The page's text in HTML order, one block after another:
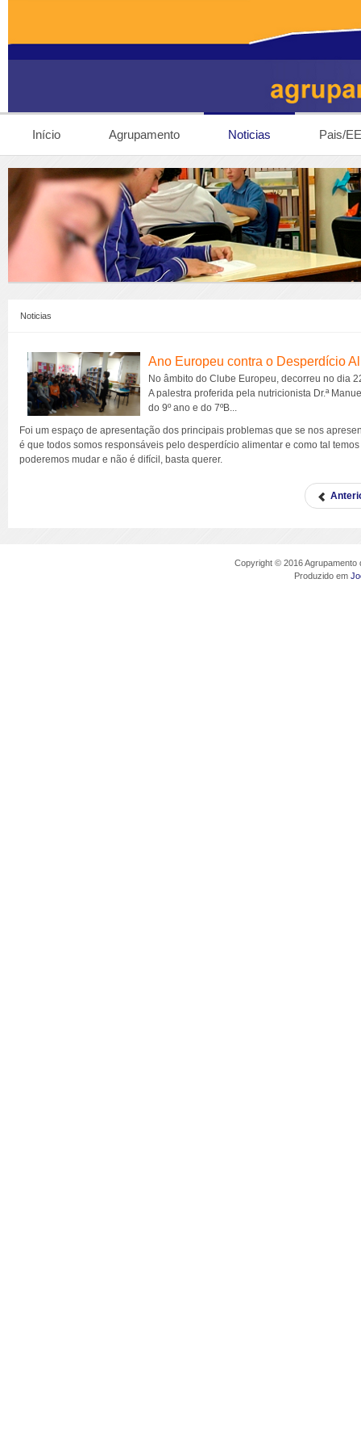
Início Agrupamento Noticias Pais/EE
Noticias
Ano Europeu contra o Desperdício
No âmbito do Clube Europeu, decorreu no dia
A palestra proferida pela nutricionista Dr.ª
do 9º ano e do 7ºB...
Foi um espaço de apresentação dos principais problemas que se nos
é que todos somos responsáveis pelo desperdício alimentar e como tal
poderemos mudar e não é difícil, basta querer.
Copyright © 2016
Produzido em